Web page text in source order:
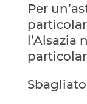
Per
l’Alsazia